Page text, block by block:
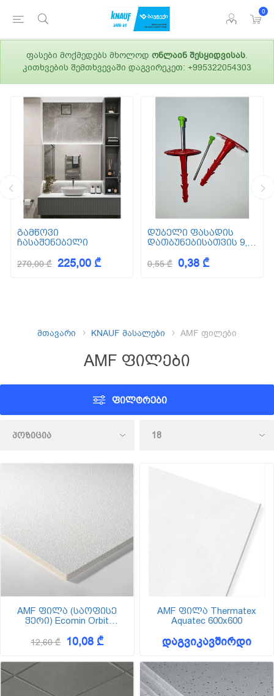
0
ფასები მოქმედებს მხოლოდ ონლაინ შესყიდვისას.
კითხვების შემთხვევაში დაგვირეკეთ: +995322054303
გამწოვი
ჩასაშენებელი
270,00 ₾ 225,00 ₾
დუბელი ფასადის
დათბუნებისათვის 9,5
0,55 ₾ 0,38 ₾
მთავარი KNAUF მასალები AMF ფილები
AMF ფილები
ᲤᲘᲚᲢᲠᲔᲑᲘ
AMF ფილა (საოფისე
ჭერი) Ecomin Orbit
16ც-5,04 კვ.მ)
12,60 ₾ 10,08 ₾
AMF ფილა Thermatex
Aquatec 600x600
დაგვიკავშირდი